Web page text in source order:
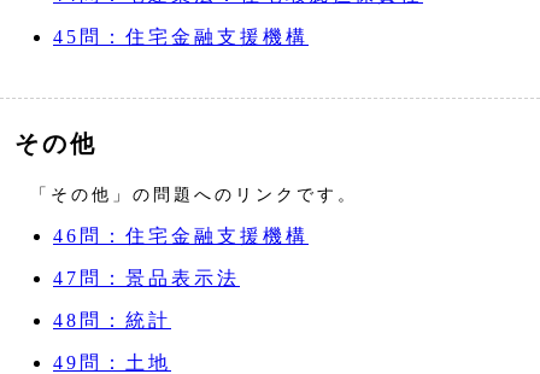
45問：住宅金融支援機構
その他
「その他」の問題へのリンクです。
46問：住宅金融支援機構
47問：景品表示法
48問：統計
49問：土地